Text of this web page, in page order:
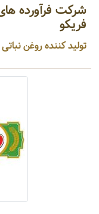
شرکت فرآورده
فریکو
تولید کننده روغن